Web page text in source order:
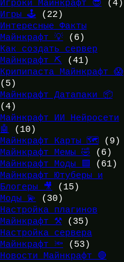
Игроки Майнкрафт 😎 (4)
Игры 🕹️ (22)
Интересные Факты
Майнкрафт 💡(6)
Как создать сервер
Майнкрафт ⛏️ (41)
Крипипаста Майнкрафт 😱
(5)
Майнкрафт Датапаки 📦
(4)
Майнкрафт ИИ Нейросети
🤖
(10)
Майнкрафт Карты 🗺️(9)
Майнкрафт Мемы 🤣 (6)
Майнкрафт Моды 🟩 (61)
Майнкрафт Ютуберы и
Блогеры 🎥
(15)
Моды 💫
(30)
Настройка плагинов
Майнкрафт ⚒️(35)
Настройка сервера
Майнкрафт 🔦 (53)
Новости Майнкрафт 🔴